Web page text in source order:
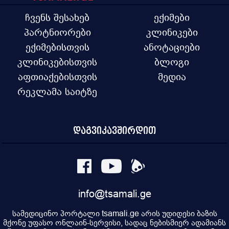
ჩვენს შესახებ
პარტნიორები
ექიმებისთვის
კლინიკებისთვის
აფთიაქებისთვის
რეკლამა საიტზე
ექიმები
კლინიკები
ანოტაციები
ბლოგი
მედია
დაგვიკავშირდით
info@tsamali.ge
სამედიცინო პორტალი tsamali.ge არის უდიდესი ბაზის
მქონე უფასო ონლაინ-სერვისი, სადაც ნებისმიერ ადამიანს